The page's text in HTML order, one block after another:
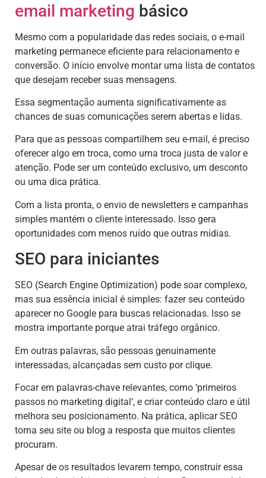
email marketing básico
Mesmo com a popularidade das redes sociais, o e-mail
marketing permanece eficiente para relacionamento e
conversão. O início envolve montar uma lista de contatos
que desejam receber suas mensagens.
Essa segmentação aumenta significativamente as
chances de suas comunicações serem abertas e lidas.
Para que as pessoas compartilhem seu e-mail, é preciso
oferecer algo em troca, como uma troca justa de valor e
atenção. Pode ser um conteúdo exclusivo, um desconto
ou uma dica prática.
Com a lista pronta, o envio de newsletters e campanhas
simples mantém o cliente interessado. Isso gera
oportunidades com menos ruído que outras mídias.
SEO para iniciantes
SEO (Search Engine Optimization) pode soar complexo,
mas sua essência inicial é simples: fazer seu conteúdo
aparecer no Google para buscas relacionadas. Isso se
mostra importante porque atrai tráfego orgânico.
Em outras palavras, são pessoas genuinamente
interessadas, alcançadas sem custo por clique.
Focar em palavras-chave relevantes, como ‘primeiros
passos no marketing digital’, e criar conteúdo claro e útil
melhora seu posicionamento. Na prática, aplicar SEO
torna seu site ou blog a resposta que muitos clientes
procuram.
Apesar de os resultados levarem tempo, construir essa